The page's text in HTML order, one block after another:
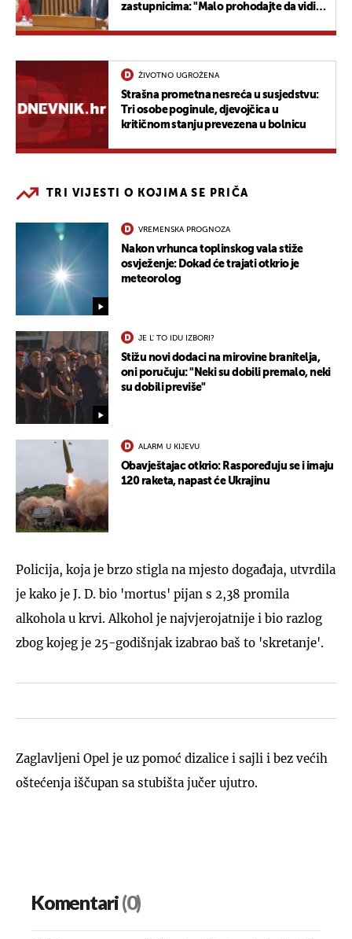
zastupnicima: "Malo prohodajte da vidite
ŽIVOTNO UGROŽENA
Strašna prometna nesreća u susjedstvu:
Tri osobe poginule, djevojčica u
kritičnom stanju prevezena u bolnicu
TRI VIJESTI O KOJIMA SE PRIČA
VREMENSKA PROGNOZA
Nakon vrhunca toplinskog vala stiže
osvježenje: Dokad će trajati otkrio je
meteorolog
JE L' TO IDU IZBORI?
Stižu novi dodaci na mirovine branitelja,
oni poručuju: "Neki su dobili premalo, neki
su dobili previše"
ALARM U KIJEVU
Obavještajac otkrio: Raspoređuju se i imaju
120 raketa, napast će Ukrajinu
Policija, koja je brzo stigla na mjesto događaja, utvrdila
je kako je J. D. bio 'mortus' pijan s 2,38 promila
alkohola u krvi. Alkohol je najvjerojatnije i bio razlog
zbog kojeg je 25-godišnjak izabrao baš to 'skretanje'.
Zaglavljeni Opel je uz pomoć dizalice i sajli i bez većih
oštećenja iščupan sa stubišta jučer ujutro.
Komentari(0)